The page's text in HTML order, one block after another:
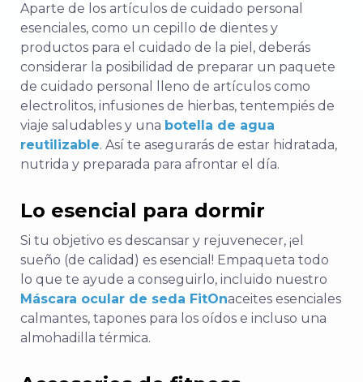
Aparte de los artículos de cuidado personal
esenciales, como un cepillo de dientes y
productos para el cuidado de la piel, deberás
considerar la posibilidad de preparar un paquete
de cuidado personal lleno de artículos como
electrolitos, infusiones de hierbas, tentempiés de
viaje saludables y una botella de agua
reutilizable. Así te asegurarás de estar hidratada,
nutrida y preparada para afrontar el día.
Lo esencial para dormir
Si tu objetivo es descansar y rejuvenecer, ¡el
sueño (de calidad) es esencial! Empaqueta todo
lo que te ayude a conseguirlo, incluido nuestro
Máscara ocular de seda FitOnaceites esenciales
calmantes, tapones para los oídos e incluso una
almohadilla térmica.